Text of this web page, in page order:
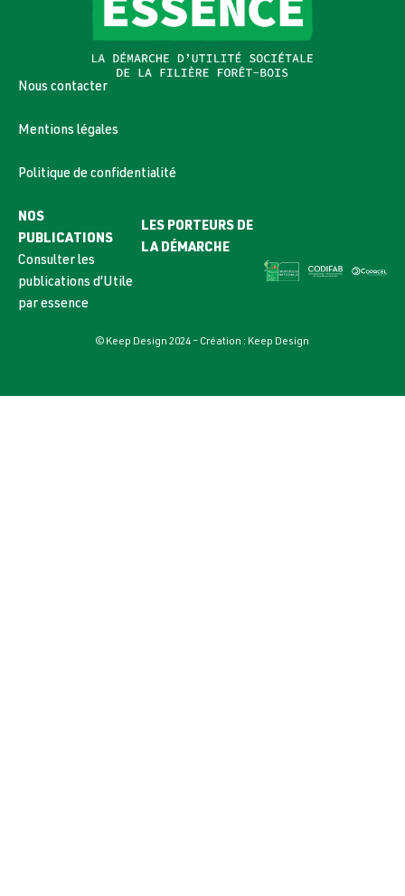
Nous contacter
Mentions légales
Politique de confidentialité
NOS
PUBLICATIONS
Consulter les
publications d’Utile
par essence
LES PORTEURS DE
LA DÉMARCHE
© Keep Design 2024 – Création : Keep Design